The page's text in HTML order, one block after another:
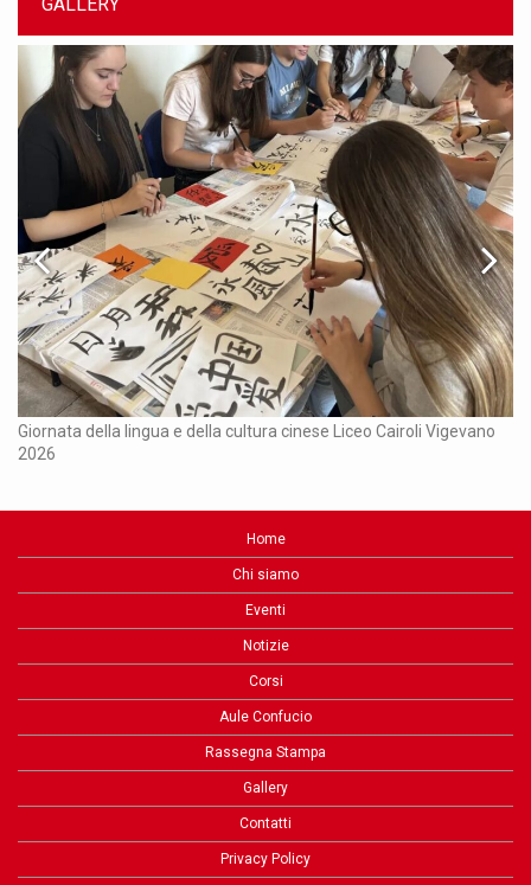
Giornata della lingua e della cultura cinese Liceo Cairoli Vigevano
2026
Home
Chi siamo
Eventi
Notizie
Corsi
Aule Confucio
Rassegna Stampa
Gallery
Contatti
Privacy Policy